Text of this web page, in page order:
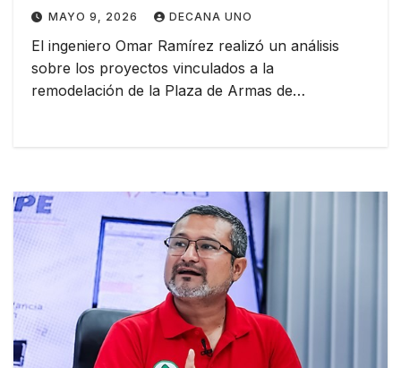
MAYO 9, 2026 DECANA UNO
El ingeniero Omar Ramírez realizó un análisis
sobre los proyectos vinculados a la
remodelación de la Plaza de Armas de…